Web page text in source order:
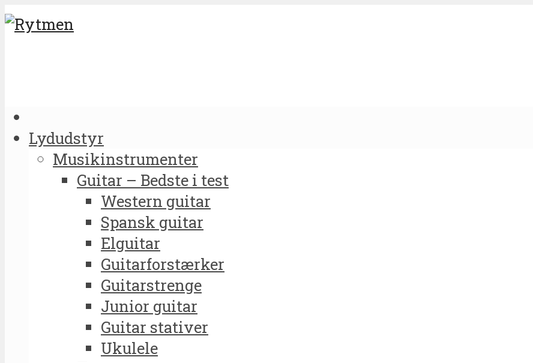
Lydudstyr
Musikinstrumenter
Guitar – Bedste i test
Western guitar
Spansk guitar
Elguitar
Guitarforstærker
Guitarstrenge
Junior guitar
Guitar stativer
Ukulele